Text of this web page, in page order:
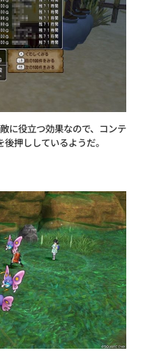
に役立つ効果なので、コンテ
押ししているようだ。